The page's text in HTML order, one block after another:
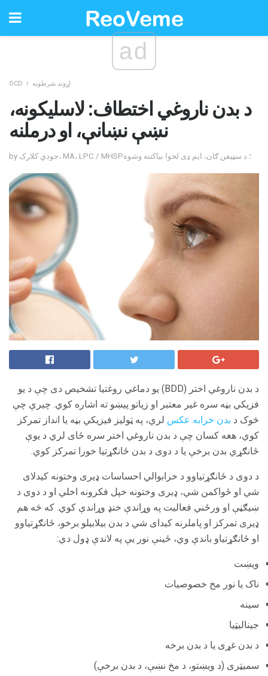
ad
OCD اړوند شرطونه
د بدن ناروغي اختطاف: لاسلیکونه،
نښې نښانې، او درملنه
by جودي کلارک، MA، LPC / MHSP؛ د سټیفن ګان، ایم ډی لخوا بیاکتنه وشوه
د بدن ناروغي اختر (BDD) یو دماغي روغتیا تشخیص دی چې د یو
فزیکي بڼه سره غیر معتبر او زیاتو پیښو ته اشاره کوي. چیرې چې
څوک د بدن خرابه عکس لري، په ټولیز فیزیکي بڼه یا انداز تمرکز
کوي، هغه کسان چې د بدن ناروغي اختر سره ځای لري د یوې
ځانګړي بدن برخې یا د دوی د بدن ځانګړتیا خورا تمرکز کوي.
د دوی د ځانګړتیاوو د خرابوالي احساسات ډیری وختونه کیدلای
شي او ځواکمن شي، ډیری وختونه خپل فکرونه اخلي او د دوی د
ښیګڼې او ورځني فعالیت په وړاندې خنډ وړاندې کوي. که څه هم
ډیری تمرکز او پاملرنه کیدای شي د بدن بیلابیلو برخو، ځانګړتیاوو
او ځانګړتیاو باندې وي، ځینې نور یې په لاندې ډول دي:
ویښت
ناک یا نور مخ خصوصیات
سينه
جینالیټیا
د بدن غړی یا د بدن برخه
سمیټری (د ویښتو، د مخ نښې، د بدن برخې)